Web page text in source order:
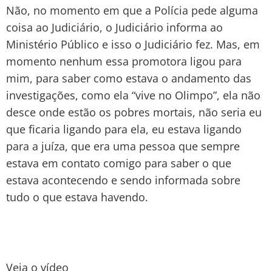
Não, no momento em que a Polícia pede alguma
coisa ao Judiciário, o Judiciário informa ao
Ministério Público e isso o Judiciário fez. Mas, em
momento nenhum essa promotora ligou para
mim, para saber como estava o andamento das
investigações, como ela “vive no Olimpo”, ela não
desce onde estão os pobres mortais, não seria eu
que ficaria ligando para ela, eu estava ligando
para a juíza, que era uma pessoa que sempre
estava em contato comigo para saber o que
estava acontecendo e sendo informada sobre
tudo o que estava havendo.
Veja o vídeo